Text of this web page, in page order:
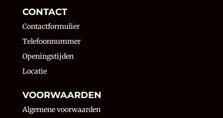
CONTACT
Contactformulier
Telefoonnummer
Openingstijden
Locatie
VOORWAARDEN
Algemene voorwaarden